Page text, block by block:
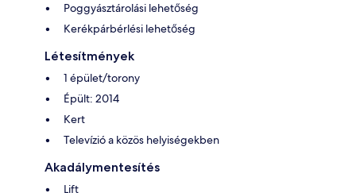
Poggyásztárolási lehetőség
Kerékpárbérlési lehetőség
Létesítmények
1 épület/torony
Épült: 2014
Kert
Televízió a közös helyiségekben
Akadálymentesítés
Lift